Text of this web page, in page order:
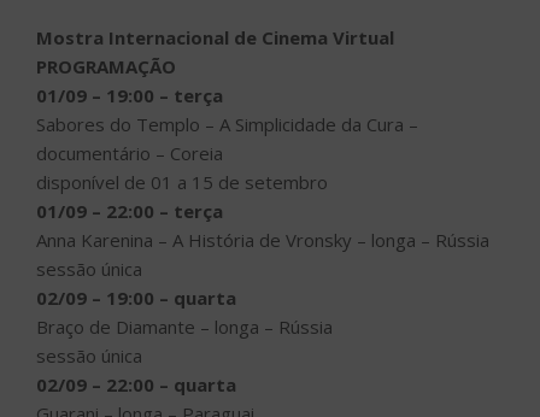
Mostra Internacional de Cinema Virtual
PROGRAMAÇÃO
01/09 – 19:00 – terça
Sabores do Templo – A Simplicidade da Cura –
documentário – Coreia
disponível de 01 a 15 de setembro
01/09 – 22:00 – terça
Anna Karenina – A História de Vronsky – longa – Rússia
sessão única
02/09 – 19:00 – quarta
Braço de Diamante – longa – Rússia
sessão única
02/09 – 22:00 – quarta